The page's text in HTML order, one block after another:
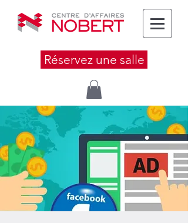
Réservez une salle